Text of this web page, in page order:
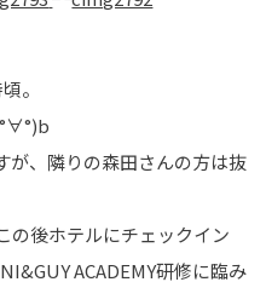
。
が、隣りの森田さんの方は抜
の後ホテルにチェックイン
ACADEMY研修に臨み